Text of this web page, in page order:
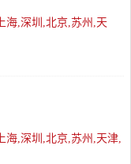
上海,深圳,北京,苏州,天
上海,深圳,北京,苏州,天津,